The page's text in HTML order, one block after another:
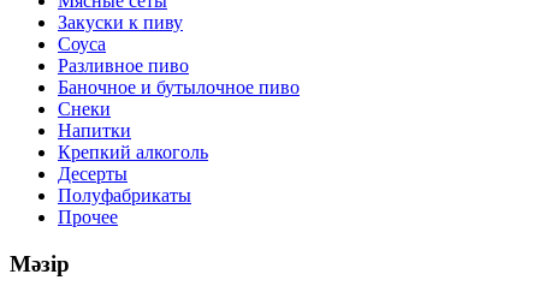
Закуски к пиву
Соуса
Разливное пиво
Баночное и бутылочное пиво
Снеки
Напитки
Крепкий алкоголь
Десерты
Полуфабрикаты
Прочее
Мәзір